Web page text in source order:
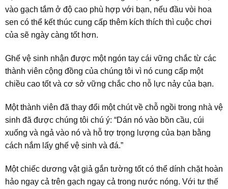
vào gạch tắm ở độ cao phù hợp với bạn, nếu đầu vòi hoa
sen có thể kết thúc cung cấp thêm kích thích thì cuộc chơi
của sẽ ngày càng tốt hơn.
Ghế vệ sinh nhận được một ngón tay cái vững chắc từ các
thành viên cộng đồng của chúng tôi vì nó cung cấp một
chiều cao tốt và cơ sở vững chắc cho nỗ lực nảy của bạn.
Một thành viên đã thay đổi một chút về chỗ ngồi trong nhà vệ
sinh đã được chúng tôi chú ý: “Dán nó vào bồn cầu, cúi
xuống và ngả vào nó và hỗ trợ trọng lượng của bạn bằng
cách nắm lấy ghế vệ sinh và đá.”
Một chiếc dương vật giả gắn tường tốt có thể dính chặt hoàn
hảo ngay cả trên gạch ngay cả trong nước nóng. Với tư thế